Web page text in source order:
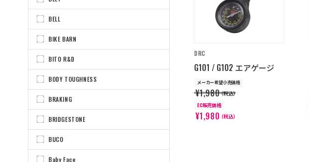
BELL
BIKE BARN
BITO R&D
BODY TOUGHNESS
BRAKING
BRIDGESTONE
BUCO
Baby Face
DRC
G101 / G102 エアゲージ
メーカー希望小売価格
¥1,980（税込）
EC販売価格
¥1,980（税込）